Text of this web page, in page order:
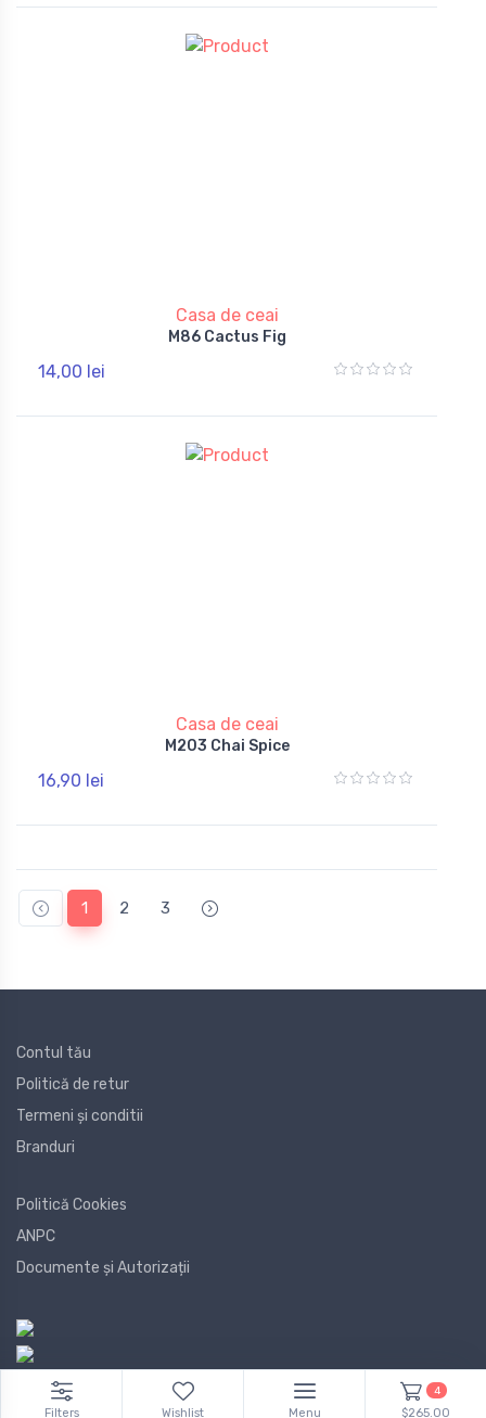
Casa de ceai
M86 Cactus Fig
14,00 lei
Casa de ceai
M203 Chai Spice
16,90 lei
1 2 3
Contul tău
Politică de retur
Termeni și conditii
Branduri
Politică Cookies
ANPC
Documente și Autorizații
Filters Wishlist Menu
4
$265.00